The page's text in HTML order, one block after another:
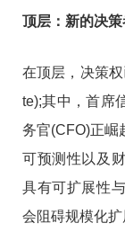
顶层：新的决策
在顶层，决策
te);其中，首席
务官(CFO)正崛
可预测性以及
具有可扩展性
会阻碍规模化扩